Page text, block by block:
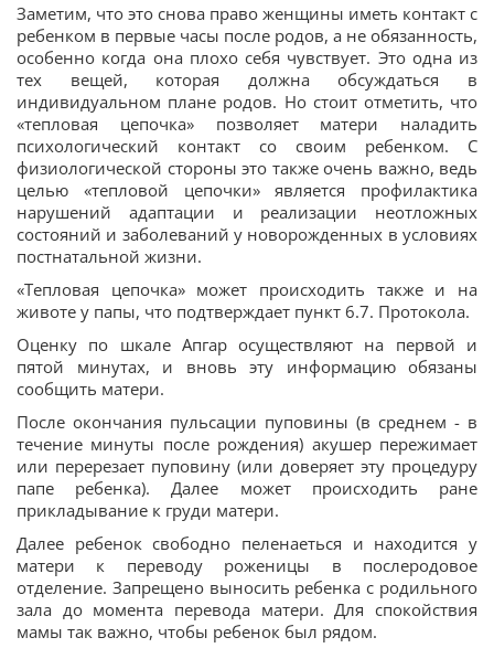
Заметим, что это снова право женщины иметь контакт с
ребенком в первые часы после родов, а не обязанность,
особенно когда она плохо себя чувствует. Это одна из
тех вещей, которая должна обсуждаться в
индивидуальном плане родов. Но стоит отметить, что
«тепловая цепочка» позволяет матери наладить
психологический контакт со своим ребенком. С
физиологической стороны это также очень важно, ведь
целью «тепловой цепочки» является профилактика
нарушений адаптации и реализации неотложных
состояний и заболеваний у новорожденных в условиях
постнатальной жизни.
«Тепловая цепочка» может происходить также и на
животе у папы, что подтверждает пункт 6.7. Протокола.
Оценку по шкале Апгар осуществляют на первой и
пятой минутах, и вновь эту информацию обязаны
сообщить матери.
После окончания пульсации пуповины (в среднем - в
течение минуты после рождения) акушер пережимает
или перерезает пуповину (или доверяет эту процедуру
папе ребенка). Далее может происходить ране
прикладывание к груди матери.
Далее ребенок свободно пеленаеться и находится у
матери к переводу роженицы в послеродовое
отделение. Запрещено выносить ребенка с родильного
зала до момента перевода матери. Для спокойствия
мамы так важно, чтобы ребенок был рядом.